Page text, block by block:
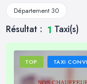
Département 30
Résultat : 1 Taxi(s)
TOP TAXI